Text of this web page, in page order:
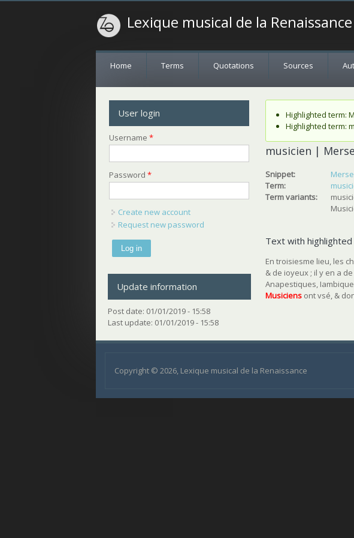
Lexique musical de la Renaissance
Home Terms Quotations Sources
Status message
Highlighted term:
Highlighted term:
musicien |
Snippet:
Term:
Term variants:
Text with
En troisiesme lieu, les
& de ioyeux ; il y en a
Anapestiques,
Musiciens ont vsé, &
User login
Username*
Password*
Create new account
Request new password
Update information
Post date: 01/01/2019 - 15:58
Last update: 01/01/2019 - 15:58
Copyright © 2026, Lexique musical de la Renaissance